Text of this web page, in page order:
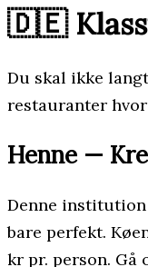
🇩🇪
Du skal ikke
restauranter
Henne —
Denne
bare perfekt.
kr pr. person. Gå